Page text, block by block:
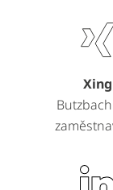
Xing